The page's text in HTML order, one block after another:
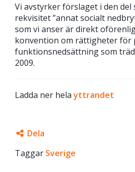
Vi avstyrker förslaget i den del
rekvisitet ”annat socialt
som vi anser är direkt
konvention om rättigheter för
funktionsnedsättning som
2009.
Ladda ner helayttrandet
Dela
Facebook
Taggar Sverige